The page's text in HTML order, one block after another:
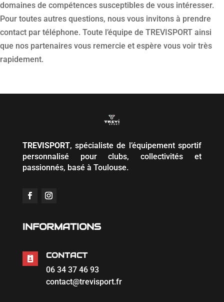
domaines de compétences susceptibles de vous intéresser.
Pour toutes autres questions, nous vous invitons à prendre
contact par téléphone. Toute l’équipe de TREVISPORT ainsi
que nos partenaires vous remercie et espère vous voir très
rapidement.
TREVISPORT, spécialiste de l’équipement sportif
personnalisé pour clubs, collectivités et
passionnés, basé à Toulouse.
INFORMATIONS

CONTACT
06 34 37 46 93
contact@trevisport.fr